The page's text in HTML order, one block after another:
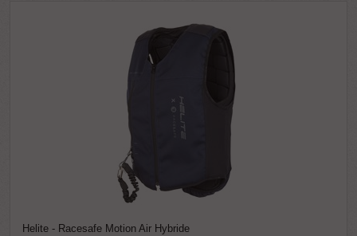
Helite - Racesafe Motion Air Hybride